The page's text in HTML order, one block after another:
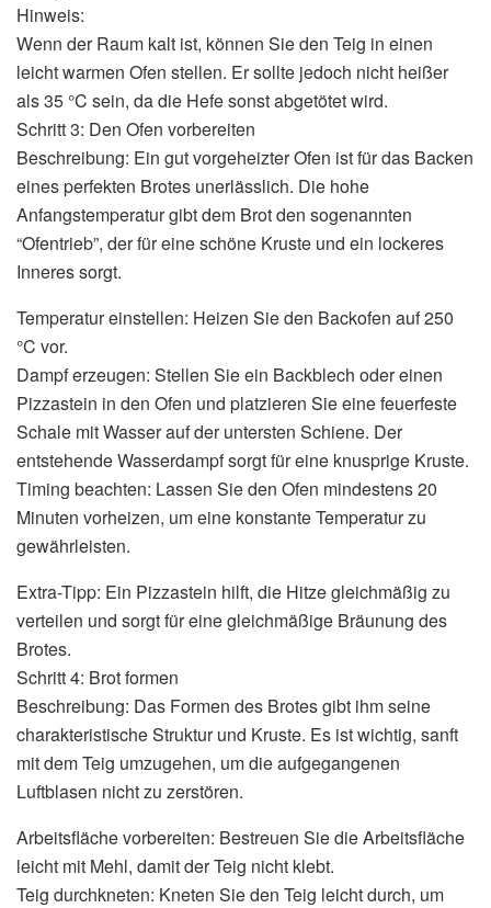
Hinweis:
Wenn der Raum kalt ist, können Sie den Teig in einen
leicht warmen Ofen stellen. Er sollte jedoch nicht heißer
als 35 °C sein, da die Hefe sonst abgetötet wird.
Schritt 3: Den Ofen vorbereiten
Beschreibung: Ein gut vorgeheizter Ofen ist für das Backen
eines perfekten Brotes unerlässlich. Die hohe
Anfangstemperatur gibt dem Brot den sogenannten
“Ofentrieb”, der für eine schöne Kruste und ein lockeres
Inneres sorgt.
Temperatur einstellen: Heizen Sie den Backofen auf 250
°C vor.
Dampf erzeugen: Stellen Sie ein Backblech oder einen
Pizzastein in den Ofen und platzieren Sie eine feuerfeste
Schale mit Wasser auf der untersten Schiene. Der
entstehende Wasserdampf sorgt für eine knusprige Kruste.
Timing beachten: Lassen Sie den Ofen mindestens 20
Minuten vorheizen, um eine konstante Temperatur zu
gewährleisten.
Extra-Tipp: Ein Pizzastein hilft, die Hitze gleichmäßig zu
verteilen und sorgt für eine gleichmäßige Bräunung des
Brotes.
Schritt 4: Brot formen
Beschreibung: Das Formen des Brotes gibt ihm seine
charakteristische Struktur und Kruste. Es ist wichtig, sanft
mit dem Teig umzugehen, um die aufgegangenen
Luftblasen nicht zu zerstören.
Arbeitsfläche vorbereiten: Bestreuen Sie die Arbeitsfläche
leicht mit Mehl, damit der Teig nicht klebt.
Teig durchkneten: Kneten Sie den Teig leicht durch, um